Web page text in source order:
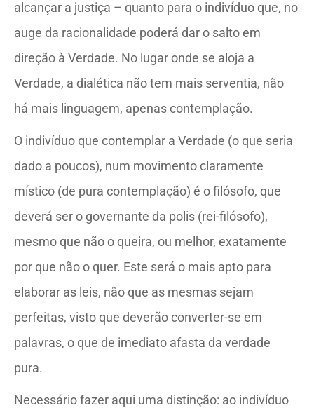
alcançar a justiça – quanto para o indivíduo que, no
auge da racionalidade poderá dar o salto em
direção à Verdade. No lugar onde se aloja a
Verdade, a dialética não tem mais serventia, não
há mais linguagem, apenas contemplação.
O indivíduo que contemplar a Verdade (o que seria
dado a poucos), num movimento claramente
místico (de pura contemplação) é o filósofo, que
deverá ser o governante da polis (rei-filósofo),
mesmo que não o queira, ou melhor, exatamente
por que não o quer. Este será o mais apto para
elaborar as leis, não que as mesmas sejam
perfeitas, visto que deverão converter-se em
palavras, o que de imediato afasta da verdade
pura.
Necessário fazer aqui uma distinção: ao indivíduo